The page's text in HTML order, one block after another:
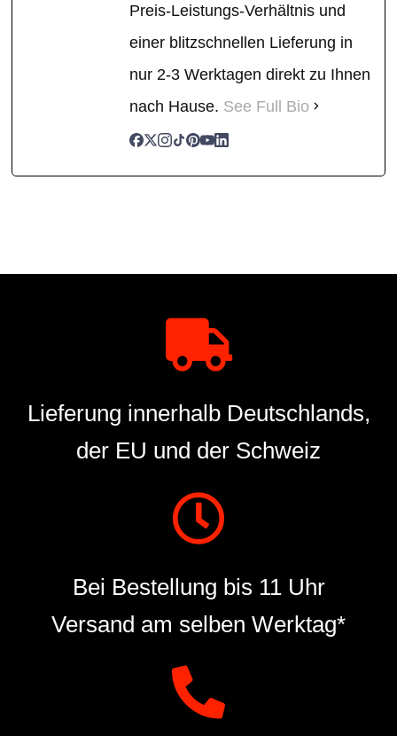
Preis-Leistungs-Verhältnis und
einer blitzschnellen Lieferung in
nur 2-3 Werktagen direkt zu Ihnen
nach Hause. See Full Bio
Lieferung innerhalb Deutschlands,
der EU und der Schweiz
Bei Bestellung bis 11 Uhr
Versand am selben Werktag*